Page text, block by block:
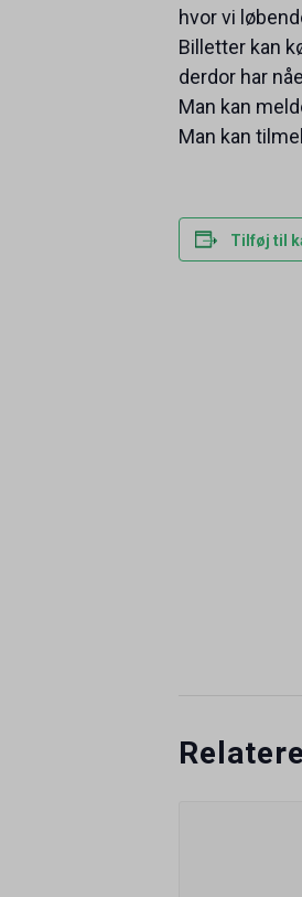
hvor vi
Billetter kan
derdor har
Man kan
Man kan
Tilføj til